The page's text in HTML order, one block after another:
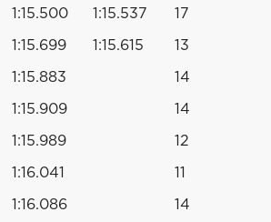
1:15.500 1:15.537 17
1:15.699 1:15.615 13
1:15.883 14
1:15.909 14
1:15.989 12
1:16.041 11
1:16.086 14